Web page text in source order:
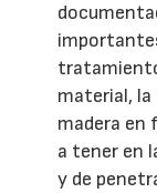
material, la
madera en
a tener en
y de